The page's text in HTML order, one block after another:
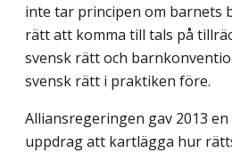
inte tar principen om barnets
rätt att komma till tals på
svensk rätt och
svensk rätt i praktiken före.
Alliansregeringen gav 2013
uppdrag att kartlägga hur